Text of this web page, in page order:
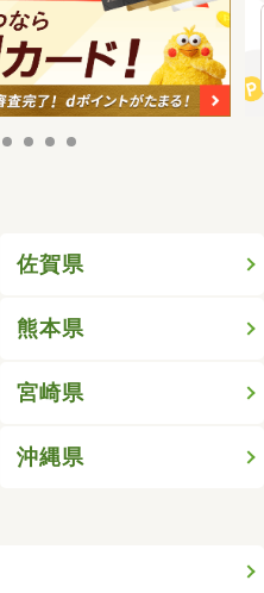
佐賀県
熊本県
宮崎県
沖縄県